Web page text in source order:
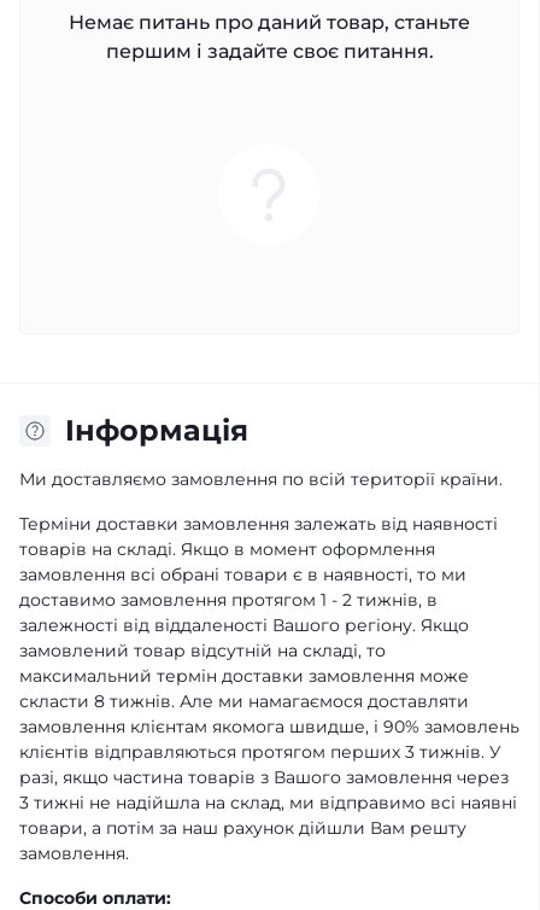
Немає питань про даний товар, станьте
першим і задайте своє питання.
Iнформація
Ми доставляємо замовлення по всій території країни.
Терміни доставки замовлення залежать від наявності
товарів на складі. Якщо в момент оформлення
замовлення всі обрані товари є в наявності, то ми
доставимо замовлення протягом 1 - 2 тижнів, в
залежності від віддаленості Вашого регіону. Якщо
замовлений товар відсутній на складі, то
максимальний термін доставки замовлення може
скласти 8 тижнів. Але ми намагаємося доставляти
замовлення клієнтам якомога швидше, і 90% замовлень
клієнтів відправляються протягом перших 3 тижнів. У
разі, якщо частина товарів з Вашого замовлення через
3 тижні не надійшла на склад, ми відправимо всі наявні
товари, а потім за наш рахунок дійшли Вам решту
замовлення.
Способи оплати: